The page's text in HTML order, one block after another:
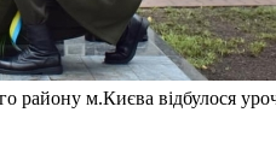
району м.Києва відбулося